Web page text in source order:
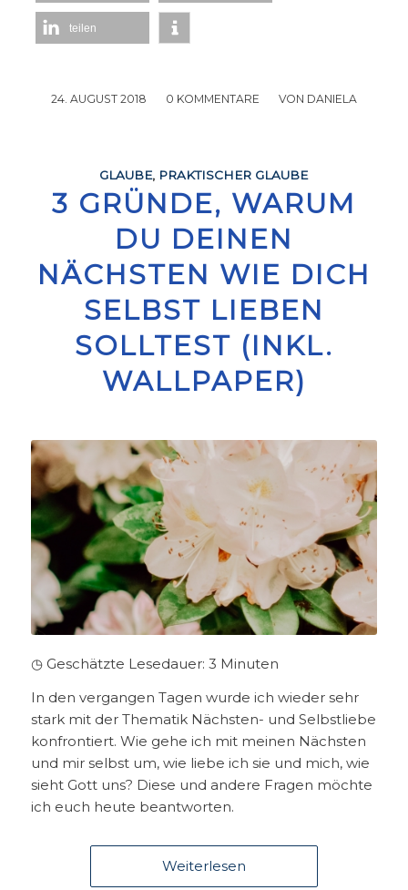
teilen
24. AUGUST 2018
/ 0 KOMMENTARE
/ VON DANIELA
GLAUBE, PRAKTISCHER GLAUBE
3 GRÜNDE, WARUM
DU DEINEN
NÄCHSTEN WIE DICH
SELBST LIEBEN
SOLLTEST (INKL.
WALLPAPER)
◷ Geschätzte Lesedauer: 3 Minuten
In den vergangen Tagen wurde ich wieder sehr
stark mit der Thematik Nächsten- und Selbstliebe
konfrontiert. Wie gehe ich mit meinen Nächsten
und mir selbst um, wie liebe ich sie und mich, wie
sieht Gott uns? Diese und andere Fragen möchte
ich euch heute beantworten.
Weiterlesen